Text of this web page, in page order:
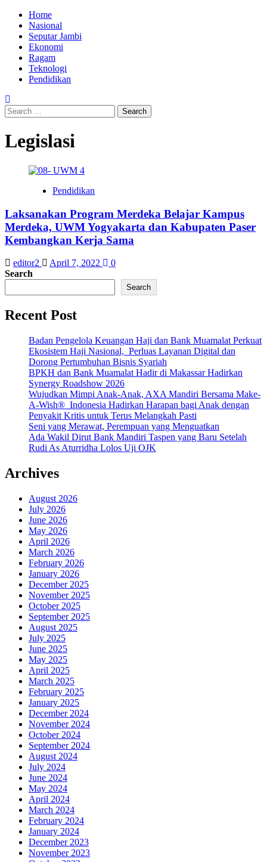
Skip
content
Primary
Menu
Home
Nasional
Seputar Jambi
Ekonomi
Ragam
Teknologi
Pendidikan
Search
for:
Legislasi
Pendidikan
Laksanakan Program Merdeka Belajar Kampus
Merdeka, UWM Yogyakarta dan Kabupaten Paser
Kembangkan Kerja Sama
editor2 April 7, 2022
0
Search
Search
Recent Post
Badan Pengelola Keuangan Haji dan Bank Muamalat Perkuat
Ekosistem Haji Nasional, Perluas Layanan Digital dan
Dorong Pertumbuhan Bisnis Syariah
BPKH dan Bank Muamalat Hadir di Makassar Hadirkan
Synergy Roadshow 2026
Wujudkan Mimpi Anak-Anak, AXA Mandiri Bersama Make-
A-Wish® Indonesia Hadirkan Harapan bagi Anak dengan
Penyakit Kritis untuk Terus Melangkah Pasti
Seni yang Merawat, Perempuan yang Menguatkan
Ada Wakil Dirut Bank Mandiri Taspen yang Baru Setelah
Rudi As Aturridha Lolos Uji OJK
Archives
August 2026
July 2026
June 2026
May 2026
April 2026
March 2026
February 2026
January 2026
December 2025
November 2025
October 2025
September 2025
August 2025
July 2025
June 2025
May 2025
April 2025
March 2025
February 2025
January 2025
December 2024
November 2024
October 2024
September 2024
August 2024
July 2024
June 2024
May 2024
April 2024
March 2024
February 2024
January 2024
December 2023
November 2023